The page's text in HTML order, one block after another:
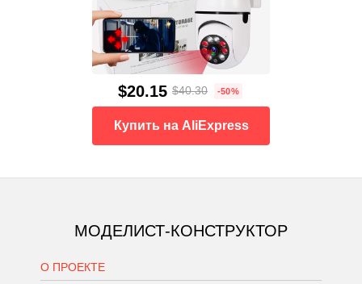
$20.15 $40.30 -50%
Купить на AliExpress
МОДЕЛИСТ-КОНСТРУКТОР
О ПРОЕКТЕ